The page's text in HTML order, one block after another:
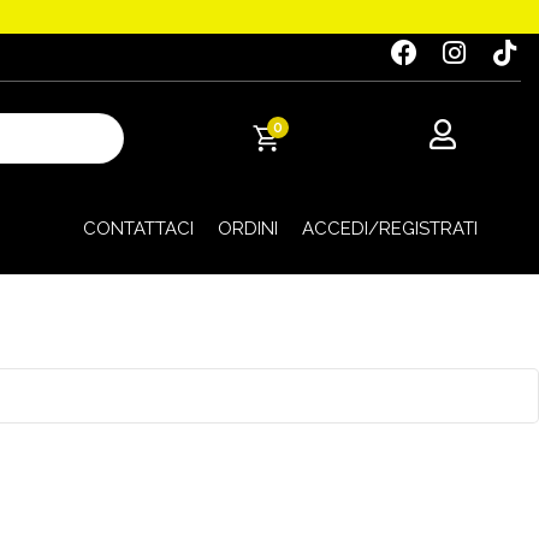
0
CONTATTACI ORDINI ACCEDI/REGISTRATI